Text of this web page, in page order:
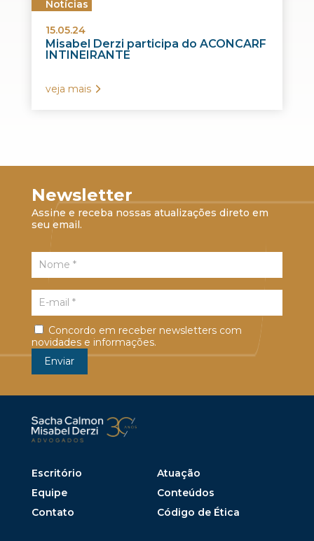
Notícias
15.05.24
Misabel Derzi participa do ACONCARF
INTINEIRANTE
veja mais
Newsletter
Assine e receba nossas atualizações direto em
seu email.
Concordo em receber newsletters com
novidades e informações.
Escritório
Atuação
Equipe
Conteúdos
Contato
Código de Ética